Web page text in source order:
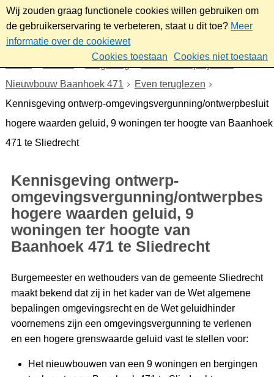
Wij zouden graag functionele cookies willen gebruiken om
de gebruikerservaring te verbeteren, staat u dit toe? Meer
informatie over de cookiewet
Cookies toestaan
Cookies niet toestaan
Omgeving
Plannen en projecten
Nieuwbouw Baanhoek 471
Even teruglezen
Kennisgeving ontwerp-omgevingsvergunning/ontwerpbesluit
hogere waarden geluid, 9 woningen ter hoogte van Baanhoek
471 te Sliedrecht
Kennisgeving ontwerp-
omgevingsvergunning/
hogere waarden geluid, 9
woningen ter hoogte van
Baanhoek 471 te Sliedrecht
Burgemeester en wethouders van de gemeente Sliedrecht
maakt bekend dat zij in het kader van de Wet algemene
bepalingen omgevingsrecht en de Wet geluidhinder
voornemens zijn een omgevingsvergunning te verlenen
en een hogere grenswaarde geluid vast te stellen voor:
Het nieuwbouwen van een 9 woningen en bergingen